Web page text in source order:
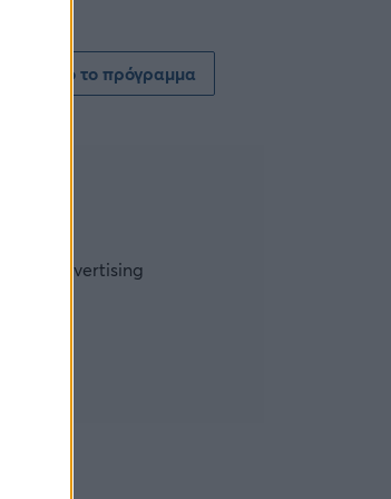
Δείτε όλο το πρόγραμμα